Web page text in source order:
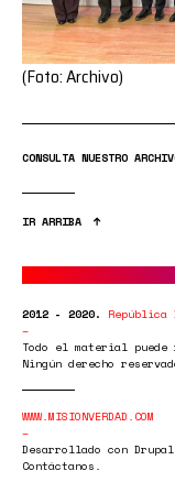
(Foto: Archivo)
CONSULTA NUESTRO
IR ARRIBA
2012 - 2020. República
Todo el material
Ningún derecho
WWW.MISIONVERDAD.COM
Desarrollado con
Contáctanos.